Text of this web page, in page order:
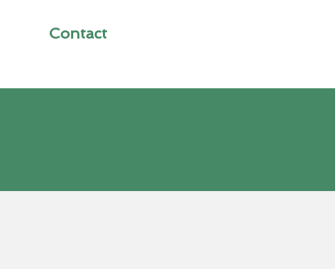
Contact